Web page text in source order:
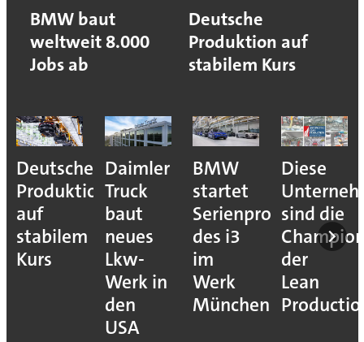
BMW baut
weltweit 8.000
Jobs ab
Deutsche
Produktion auf
stabilem Kurs
Deutsche
Produktion
auf
stabilem
Kurs
Daimler
Truck
baut
neues
Lkw-
Werk in
den
USA
BMW
startet
Serienproduktion
des i3
im
Werk
München
Diese
sind die
der
Lean